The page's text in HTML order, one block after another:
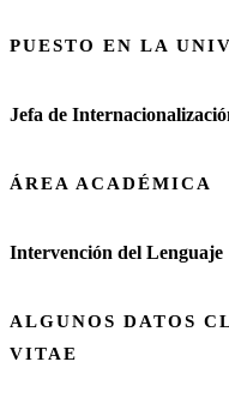
PUESTO EN LA
Jefa de
ÁREA ACADÉMICA
Intervención del Lenguaje
ALGUNOS DATOS
VITAE